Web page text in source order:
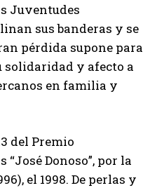
Juventudes
sus banderas y se
pérdida supone para
solidaridad y afecto a
en familia y
del Premio
Donoso”, por la
el 1998. De perlas y